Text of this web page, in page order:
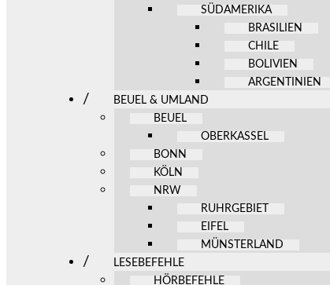
SÜDAMERIKA
BRASILIEN
CHILE
BOLIVIEN
ARGENTINIEN
BEUEL & UMLAND
BEUEL
OBERKASSEL
BONN
KÖLN
NRW
RUHRGEBIET
EIFEL
MÜNSTERLAND
LESEBEFEHLE
HÖRBEFEHLE